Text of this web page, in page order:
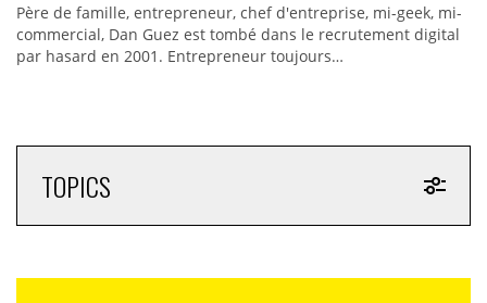
Père de famille, entrepreneur, chef d'entreprise, mi-geek, mi-
commercial, Dan Guez est tombé dans le recrutement digital
par hasard en 2001. Entrepreneur toujours…
TOPICS